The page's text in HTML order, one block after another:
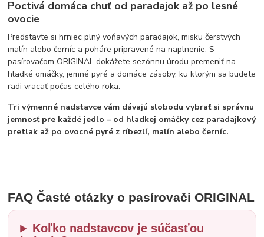
Poctivá domáca chuť od paradajok až po lesné
ovocie
Predstavte si hrniec plný voňavých paradajok, misku čerstvých
malín alebo černíc a poháre pripravené na naplnenie. S
pasírovačom ORIGINAL dokážete sezónnu úrodu premeniť na
hladké omáčky, jemné pyré a domáce zásoby, ku ktorým sa budete
radi vracať počas celého roka.
Tri výmenné nadstavce vám dávajú slobodu vybrať si správnu
jemnosť pre každé jedlo – od hladkej omáčky cez paradajkový
pretlak až po ovocné pyré z ríbezlí, malín alebo černíc.
FAQ Časté otázky o pasírovači ORIGINAL
Koľko nadstavcov je súčasťou